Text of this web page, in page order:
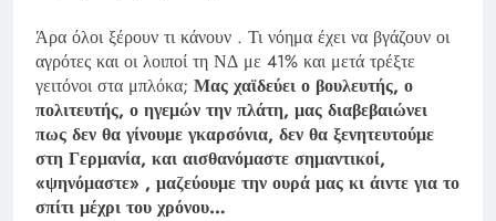
Άρα όλοι ξέρουν τι κάνουν . Τι νόημα έχει να βγάζουν οι
αγρότες και οι λοιποί τη ΝΔ με 41% και μετά τρέξτε
γειτόνοι στα μπλόκα; Μας χαϊδεύει ο βουλευτής, ο
πολιτευτής, ο ηγεμών την πλάτη, μας διαβεβαιώνει
πως δεν θα γίνουμε γκαρσόνια, δεν θα ξενητευτούμε
στη Γερμανία, και αισθανόμαστε σημαντικοί,
«ψηνόμαστε» , μαζεύουμε την ουρά μας κι άιντε για το
σπίτι μέχρι του χρόνου…